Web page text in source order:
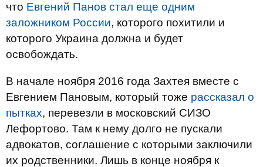
что Евгений Панов стал еще одним
заложником России, которого похитили и
которого Украина должна и будет
освобождать.
В начале ноября 2016 года Захтея вместе с
Евгением Пановым, который тоже рассказал о
пытках, перевезли в московский СИЗО
Лефортово. Там к нему долго не пускали
адвокатов, соглашение с которыми заключили
их родственники. Лишь в конце ноября к